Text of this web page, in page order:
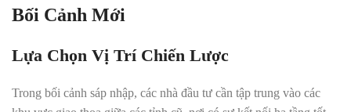
Bối Cảnh Mới
Lựa Chọn Vị Trí Chiến Lược
Trong bối cảnh sáp nhập, các nhà đầu tư cần tập trung vào các